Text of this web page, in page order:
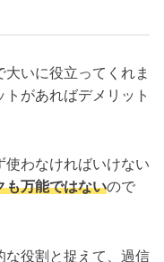
いに役立ってくれま
があればデメリット
わなければいけない
も万能ではないので
な役割と捉えて、過信